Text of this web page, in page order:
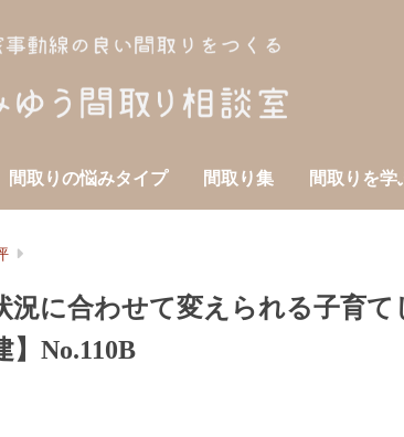
間取りの悩みタイプ 間取り集 間取りを学
況に合わせて変えられる子育て
】No.110B